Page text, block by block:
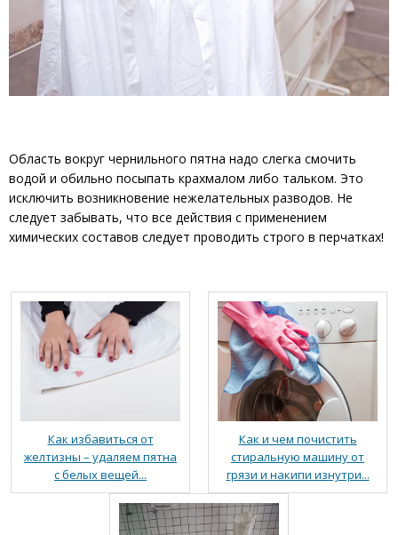
Область вокруг чернильного пятна надо слегка смочить
водой и обильно посыпать крахмалом либо тальком. Это
исключить возникновение нежелательных разводов. Не
следует забывать, что все действия с применением
химических составов следует проводить строго в перчатках!
Как избавиться от
желтизны – удаляем пятна
с белых вещей...
Как и чем почистить
стиральную машину от
грязи и накипи изнутри...